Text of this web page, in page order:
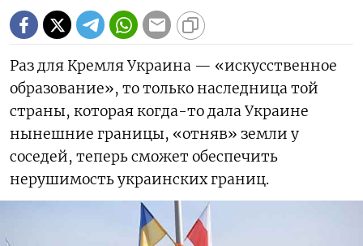
Раз для Кремля Украина — «искусственное
образование», то только наследница той
страны, которая когда-то дала Украине
нынешние границы, «отняв» земли у
соседей, теперь сможет обеспечить
нерушимость украинских границ.